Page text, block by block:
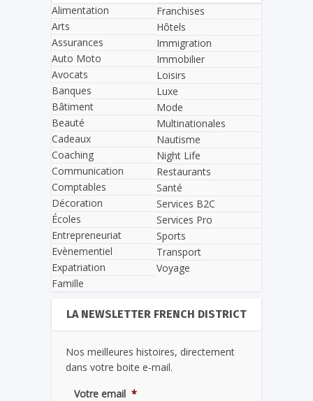
Alimentation
Arts
Assurances
Auto Moto
Avocats
Banques
Bâtiment
Beauté
Cadeaux
Coaching
Communication
Comptables
Décoration
Écoles
Entrepreneuriat
Evènementiel
Expatriation
Famille
Franchises
Hôtels
Immigration
Immobilier
Loisirs
Luxe
Mode
Multinationales
Nautisme
Night Life
Restaurants
Santé
Services B2C
Services Pro
Sports
Transport
Voyage
LA NEWSLETTER FRENCH DISTRICT
Nos meilleures histoires, directement
dans votre boite e-mail.
Votre email *